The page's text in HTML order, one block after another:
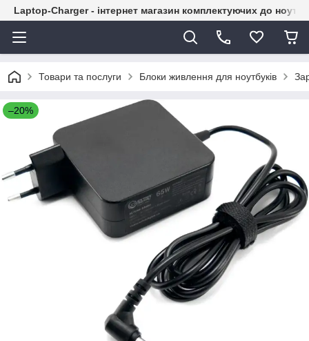
Laptop-Charger - інтернет магазин комплектуючих до
Товари та послуги Блоки живлення для ноутбуків
–20%